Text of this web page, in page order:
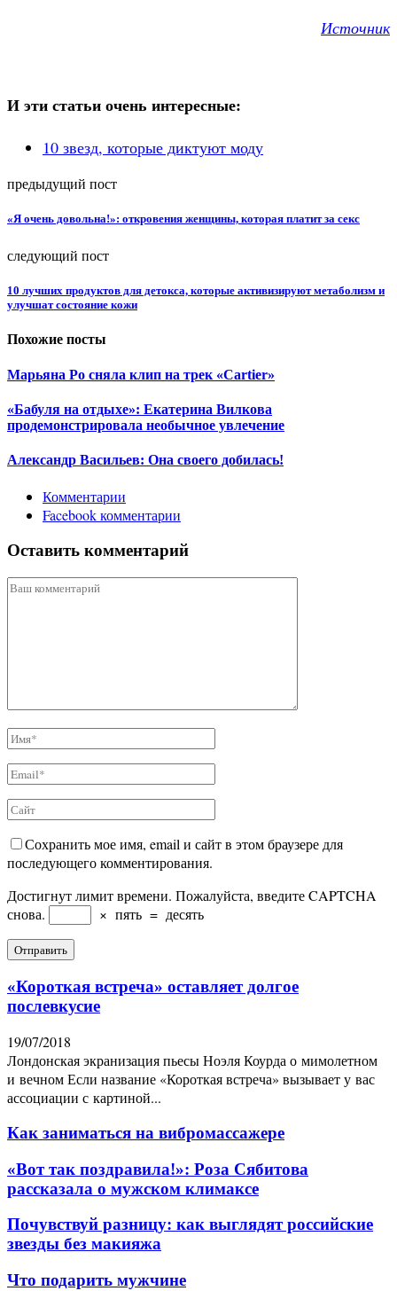
Источник
И эти статьи очень интересные:
10 звезд, которые диктуют моду
предыдущий пост
«Я очень довольна!»: откровения женщины, которая платит за секс
следующий пост
10 лучших продуктов для детокса, которые активизируют метаболизм и
улучшат состояние кожи
Похожие посты
Марьяна Ро сняла клип на трек «Cartier»
«Бабуля на отдыхе»: Екатерина Вилкова
продемонстрировала необычное увлечение
Александр Васильев: Она своего добилась!
Комментарии
Facebook комментарии
Оставить комментарий
Сохранить мое имя, email и сайт в этом браузере для
последующего комментирования.
Достигнут лимит времени. Пожалуйста, введите CAPTCHA
снова.
× пять = десять
«Короткая встреча» оставляет долгое
послевкусие
19/07/2018
Лондонская экранизация пьесы Ноэля Коурда о мимолетном
и вечном Если название «Короткая встреча» вызывает у вас
ассоциации с картиной...
Как заниматься на вибромассажере
«Вот так поздравила!»: Роза Сябитова
рассказала о мужском климаксе
Почувствуй разницу: как выглядят российские
звезды без макияжа
Что подарить мужчине